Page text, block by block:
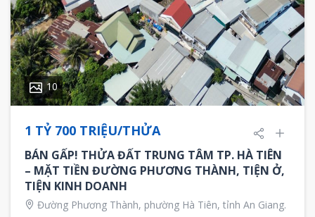
10
1 TỶ 700 TRIỆU/THỬA
BÁN GẤP! THỬA ĐẤT TRUNG TÂM TP. HÀ TIÊN
– MẶT TIỀN ĐƯỜNG PHƯƠNG THÀNH, TIỆN Ở,
TIỆN KINH DOANH
Đường Phương Thành, phường Hà Tiên, tỉnh An Giang.